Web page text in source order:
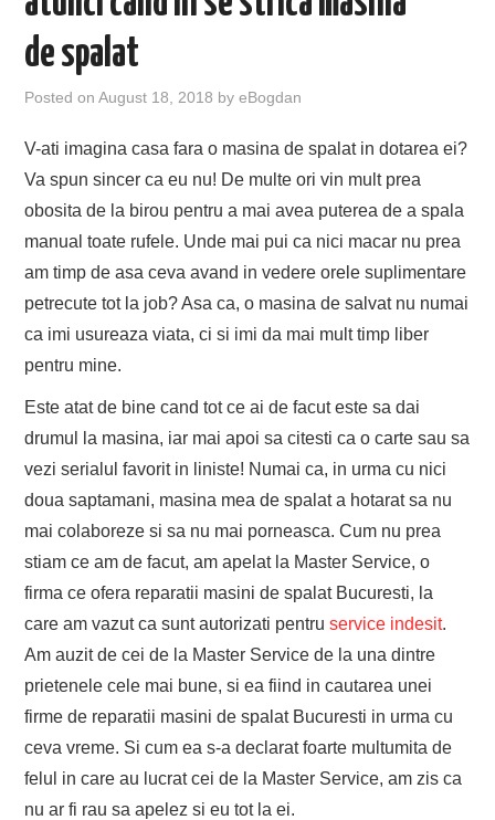
de spalat
Posted onAugust 18, 2018 byeBogdan
V-ati imagina casa fara o masina de spalat in dotarea ei?
Va spun sincer ca eu nu! De multe ori vin mult prea
obosita de la birou pentru a mai avea puterea de a spala
manual toate rufele. Unde mai pui ca nici macar nu prea
am timp de asa ceva avand in vedere orele suplimentare
petrecute tot la job? Asa ca, o masina de salvat nu numai
ca imi usureaza viata, ci si imi da mai mult timp liber
pentru mine.
Este atat de bine cand tot ce ai de facut este sa dai
drumul la masina, iar mai apoi sa citesti ca o carte sau sa
vezi serialul favorit in liniste! Numai ca, in urma cu nici
doua saptamani, masina mea de spalat a hotarat sa nu
mai colaboreze si sa nu mai porneasca. Cum nu prea
stiam ce am de facut, am apelat la Master Service, o
firma ce ofera reparatii masini de spalat Bucuresti, la
care am vazut ca sunt autorizati pentruservice indesit.
Am auzit de cei de la Master Service de la una dintre
prietenele cele mai bune, si ea fiind in cautarea unei
firme de reparatii masini de spalat Bucuresti in urma cu
ceva vreme. Si cum ea s-a declarat foarte multumita de
felul in care au lucrat cei de la Master Service, am zis ca
nu ar fi rau sa apelez si eu tot la ei.